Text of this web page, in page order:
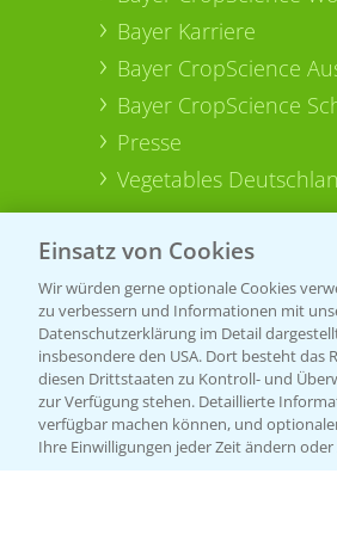
Bayer Karriere
Bayer CropScience
Bayer CropScience
Presse
Vegetables
Einsatz von Cookies
Wir würden gerne optionale Cookies
zu verbessern und Informationen mit
Datenschutzerklärung im Detail
insbesondere den USA. Dort besteht
diesen Drittstaaten zu Kontroll- und
zur Verfügung stehen. Detaillierte
verfügbar machen können, und
Ihre Einwilligungen jeder Zeit ändern